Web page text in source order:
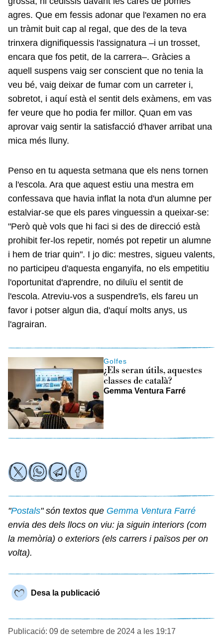
agres. Que em fessis adonar que l'examen no era
un tràmit buit cap al regal, que des de la teva
trinxera dignifiquessis l'assignatura –i un trosset,
encara que fos petit, de la carrera–. Gràcies a
aquell suspens vaig ser conscient que no tenia la
veu bé, vaig deixar de fumar com un carreter i,
sobretot, i aquí està el sentit dels exàmens, em vas
fer veure que ho podia fer millor. Quan em vas
aprovar vaig sentir la satisfacció d'haver arribat una
mica més lluny.
Penso en tu aquesta setmana que els nens tornen
a l'escola. Ara que aquest estiu una mestra em
confessava que havia inflat la nota d'un alumne per
estalviar-se que els pares vinguessin a queixar-se:
"Però què vols que hi faci si des de direcció està
prohibit fer-los repetir, només pot repetir un alumne
i hem de triar quin". I jo dic: mestres, sigueu valents,
no participeu d'aquesta enganyifa, no els empetitiu
l'oportunitat d'aprendre, no diluïu el sentit de
l'escola. Atreviu-vos a suspendre'ls, els fareu un
favor i potser algun dia, d'aquí molts anys, us
l'agrairan.
Golfes
¿Els seran útils, aquestes
classes de català?
Gemma Ventura Farré
"Postals" són textos que Gemma Ventura Farré
envia des dels llocs on viu: ja siguin interiors (com
la memòria) o exteriors (els carrers i països per on
volta).
Desa la publicació
Publicació: 09 de setembre de 2024 a les 19:17